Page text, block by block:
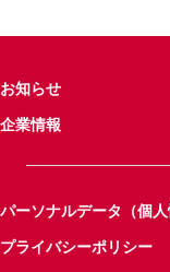
お知らせ
企業情報
パーソナルデータ（個
プライバシーポリシー